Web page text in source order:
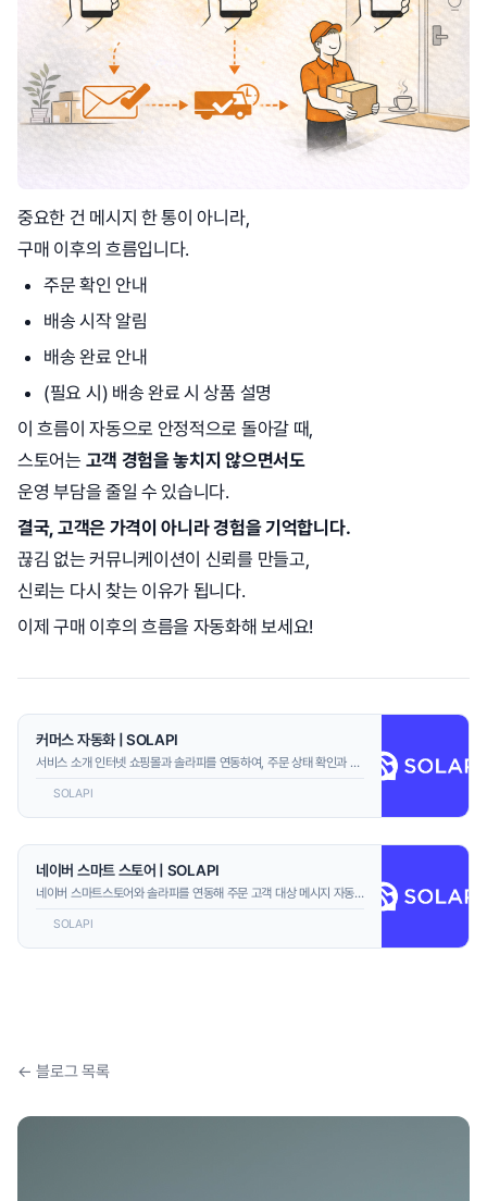
중요한 건 메시지 한 통이 아니라,
구매 이후의 흐름입니다.
주문 확인 안내
배송 시작 알림
배송 완료 안내
(필요 시) 배송 완료 시 상품 설명
이 흐름이 자동으로 안정적으로 돌아갈 때,
스토어는 고객 경험을 놓치지 않으면서도
운영 부담을 줄일 수 있습니다.
결국, 고객은 가격이 아니라 경험을 기억합니다.
끊김 없는 커뮤니케이션이 신뢰를 만들고,
신뢰는 다시 찾는 이유가 됩니다.
이제 구매 이후의 흐름을 자동화해 보세요!
커머스 자동화 | SOLAPI
서비스 소개 인터넷 쇼핑몰과 솔라피를 연동하여, 주문 상태 확인과 메
극대화하고, 중요한 비즈니스 활동에 더 많은 시간을 투자해 보세요😄
주요 기능 API 연동을 통해 스토어의 주문 상태를 실시간으로 조회하
SOLAPI
네이버 스마트 스토어 | SOLAPI
네이버 스마트스토어와 솔라피를 연동해 주문 고객 대상 메시지 자동
주문·배송 알림을 문자(SMS/LMS), 카카오 알림톡, 네이버 톡톡 등 다
양한 채널로 자동 발송할 수 있습니다. 또한 고객 주문 데이터를 외부
SOLAPI
← 블로그 목록